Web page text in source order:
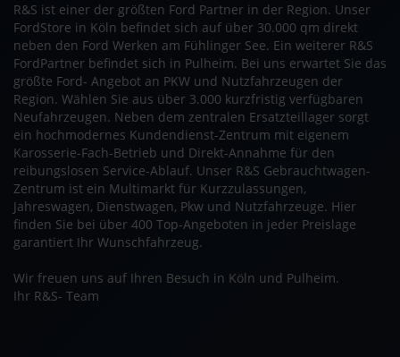
R&S ist einer der größten Ford Partner in der Region. Unser
FordStore in Köln befindet sich auf über 30.000 qm direkt
neben den Ford Werken am Fühlinger See. Ein weiterer R&S
FordPartner befindet sich in Pulheim. Bei uns erwartet Sie das
größte Ford- Angebot an PKW und Nutzfahrzeugen der
Region. Wählen Sie aus über 3.000 kurzfristig verfügbaren
Neufahrzeugen. Neben dem zentralen Ersatzteillager sorgt
ein hochmodernes Kundendienst-Zentrum mit eigenem
Karosserie-Fach-Betrieb und Direkt-Annahme für den
reibungslosen Service-Ablauf. Unser R&S Gebrauchtwagen-
Zentrum ist ein Multimarkt für Kurzzulassungen,
Jahreswagen, Dienstwagen, Pkw und Nutzfahrzeuge. Hier
finden Sie bei über 400 Top-Angeboten in jeder Preislage
garantiert Ihr Wunschfahrzeug.
Wir freuen uns auf Ihren Besuch in Köln und Pulheim.
Ihr R&S- Team